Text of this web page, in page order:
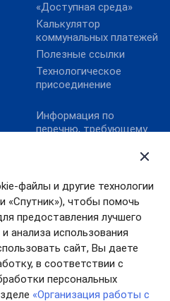
файлы и другие технологии
«Спутник»), чтобы помочь
предоставления лучшего
анализа использования
сайт, Вы даете
в соответствии с
персональных
«Организация работы с
«Доступная среда»
Калькулятор
коммунальных платежей
Полезные ссылки
Технологическое
присоединение
Информация по
перечню, требующему
Ивановской области от
13.10.2011№ 316-п
Конкурс «МедиаТЭК»